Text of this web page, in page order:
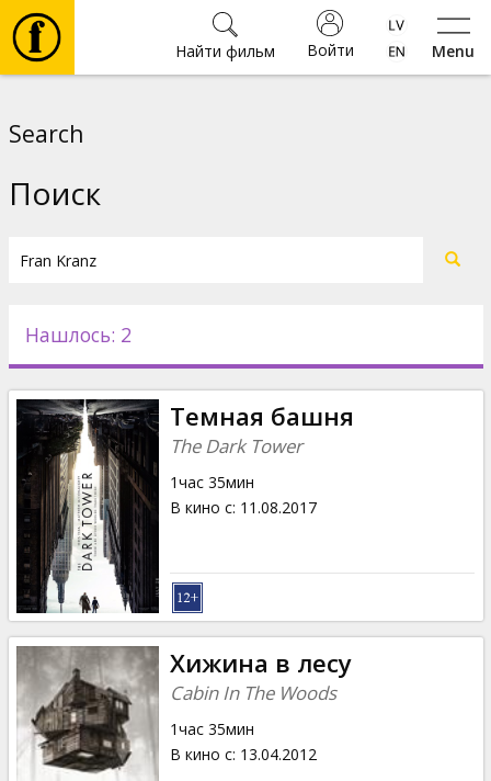
Menu
Войти
Найти фильм
Новости
Подарки
Кинозакуски
B2B
Клуб
Search
Поиск
Нашлось: 2
Темная башня
The Dark Tower
1час 35мин
В кино с: 11.08.2017
Хижина в лесу
Cabin In The Woods
1час 35мин
В кино с: 13.04.2012